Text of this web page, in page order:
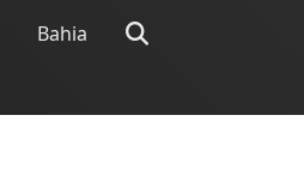
Bahia